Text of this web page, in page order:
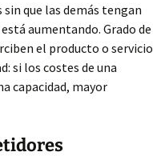
que las demás tengan
aumentando. Grado de
el producto o servicio
si los costes de una
capacidad, mayor